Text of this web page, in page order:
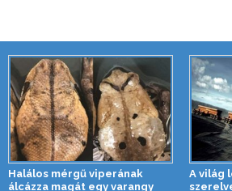
Halálos mérgű viperának
álcázza magát egy varangy
A világ